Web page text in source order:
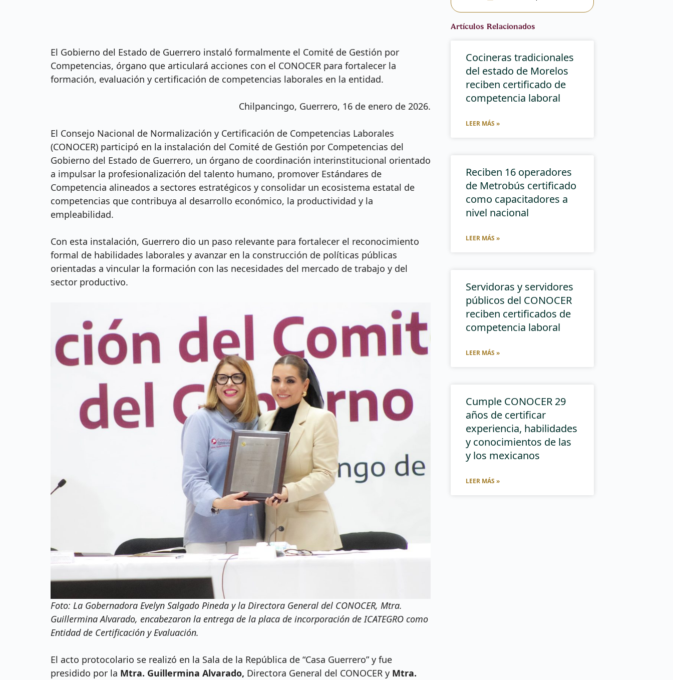
El Gobierno del Estado de Guerrero instaló formalmente el Comité de Gestión por
Competencias, órgano que articulará acciones con el CONOCER para fortalecer la
formación, evaluación y certificación de competencias laborales en la entidad.
Chilpancingo, Guerrero, 16 de enero de 2026.
El Consejo Nacional de Normalización y Certificación de Competencias Laborales
(CONOCER) participó en la instalación del Comité de Gestión por Competencias del
Gobierno del Estado de Guerrero, un órgano de coordinación interinstitucional orientado
a impulsar la profesionalización del talento humano, promover Estándares de
Competencia alineados a sectores estratégicos y consolidar un ecosistema estatal de
competencias que contribuya al desarrollo económico, la productividad y la
empleabilidad.
Con esta instalación, Guerrero dio un paso relevante para fortalecer el reconocimiento
formal de habilidades laborales y avanzar en la construcción de políticas públicas
orientadas a vincular la formación con las necesidades del mercado de trabajo y del
sector productivo.
Foto: La Gobernadora Evelyn Salgado Pineda y la Directora General del CONOCER, Mtra.
Guillermina Alvarado, encabezaron la entrega de la placa de incorporación de ICATEGRO como
Entidad de Certificación y Evaluación.
El acto protocolario se realizó en la Sala de la República de “Casa Guerrero” y fue
presidido por la Mtra. Guillermina Alvarado, Directora General del CONOCER y Mtra.
Artículos Relacionados
Cocineras tradicionales
del estado de Morelos
reciben certificado de
competencia laboral
LEER MÁS »
Reciben 16 operadores
de Metrobús certificado
como capacitadores a
nivel nacional
LEER MÁS »
Servidoras y servidores
públicos del CONOCER
reciben certificados de
competencia laboral
LEER MÁS »
Cumple CONOCER 29
años de certificar
experiencia, habilidades
y conocimientos de las
y los mexicanos
LEER MÁS »